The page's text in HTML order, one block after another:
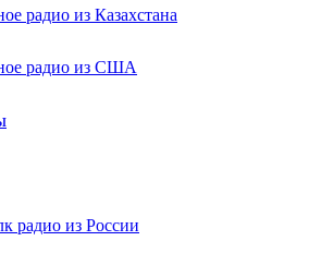
радио из Казахстана
радио из США
радио из России